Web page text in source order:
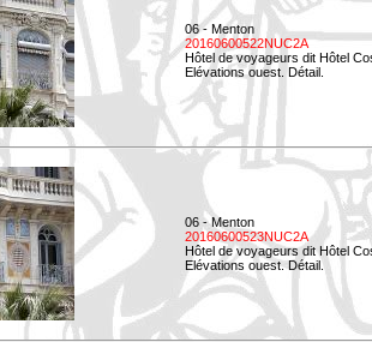
06 - Menton
20160600522NUC2A
Hôtel de voyageurs dit Hôtel
Elévations ouest. Détail.
06 - Menton
20160600523NUC2A
Hôtel de voyageurs dit Hôtel
Elévations ouest. Détail.